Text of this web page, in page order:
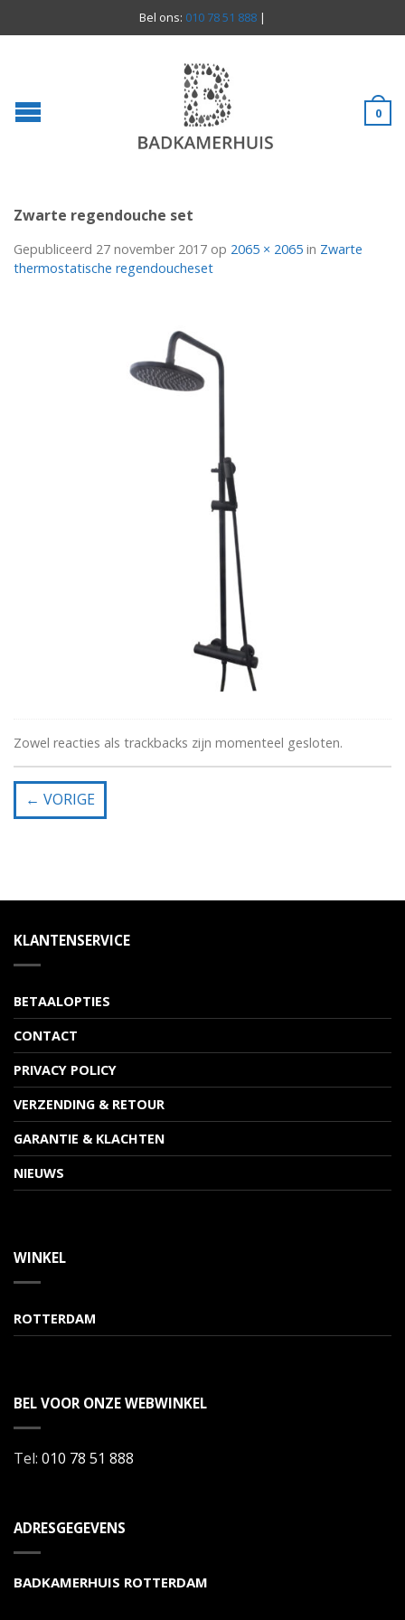
Bel ons: 010 78 51 888 |
0
Zwarte regendouche set
Gepubliceerd 27 november 2017 op 2065 × 2065 in Zwarte
thermostatische regendoucheset
Zowel reacties als trackbacks zijn momenteel gesloten.
← VORIGE
KLANTENSERVICE
BETAALOPTIES
CONTACT
PRIVACY POLICY
VERZENDING & RETOUR
GARANTIE & KLACHTEN
NIEUWS
WINKEL
ROTTERDAM
BEL VOOR ONZE WEBWINKEL
Tel: 010 78 51 888
ADRESGEGEVENS
BADKAMERHUIS ROTTERDAM